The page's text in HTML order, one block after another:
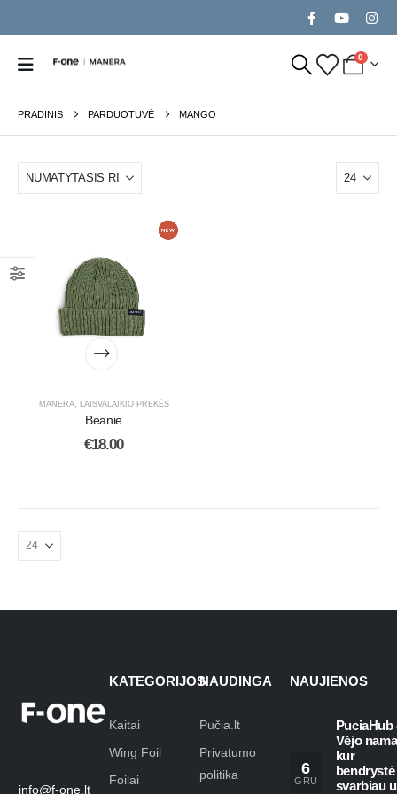
0
PRADINIS PARDUOTUVĖ MANGO
MANERA, LAISVALAIKIO PREKĖS
Beanie
€18.00
info@f-one.lt
KATEGORIJOS
Kaitai
Wing Foil
Foilai
NAUDINGA
Pučia.lt
Privatumo
politika
NAUJIENOS
6
GRU
PuciaHub
Vėjo
kur
bendrystė
svarbiau